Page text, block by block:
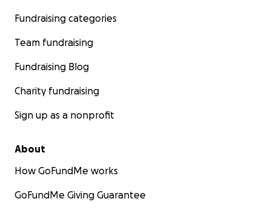
Fundraising categories
Team fundraising
Fundraising Blog
Charity fundraising
Sign up as a nonprofit
About
How GoFundMe works
GoFundMe Giving Guarantee